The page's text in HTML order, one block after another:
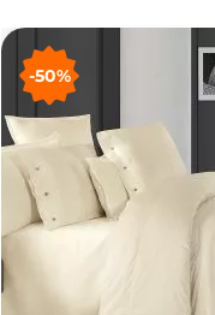
-50%